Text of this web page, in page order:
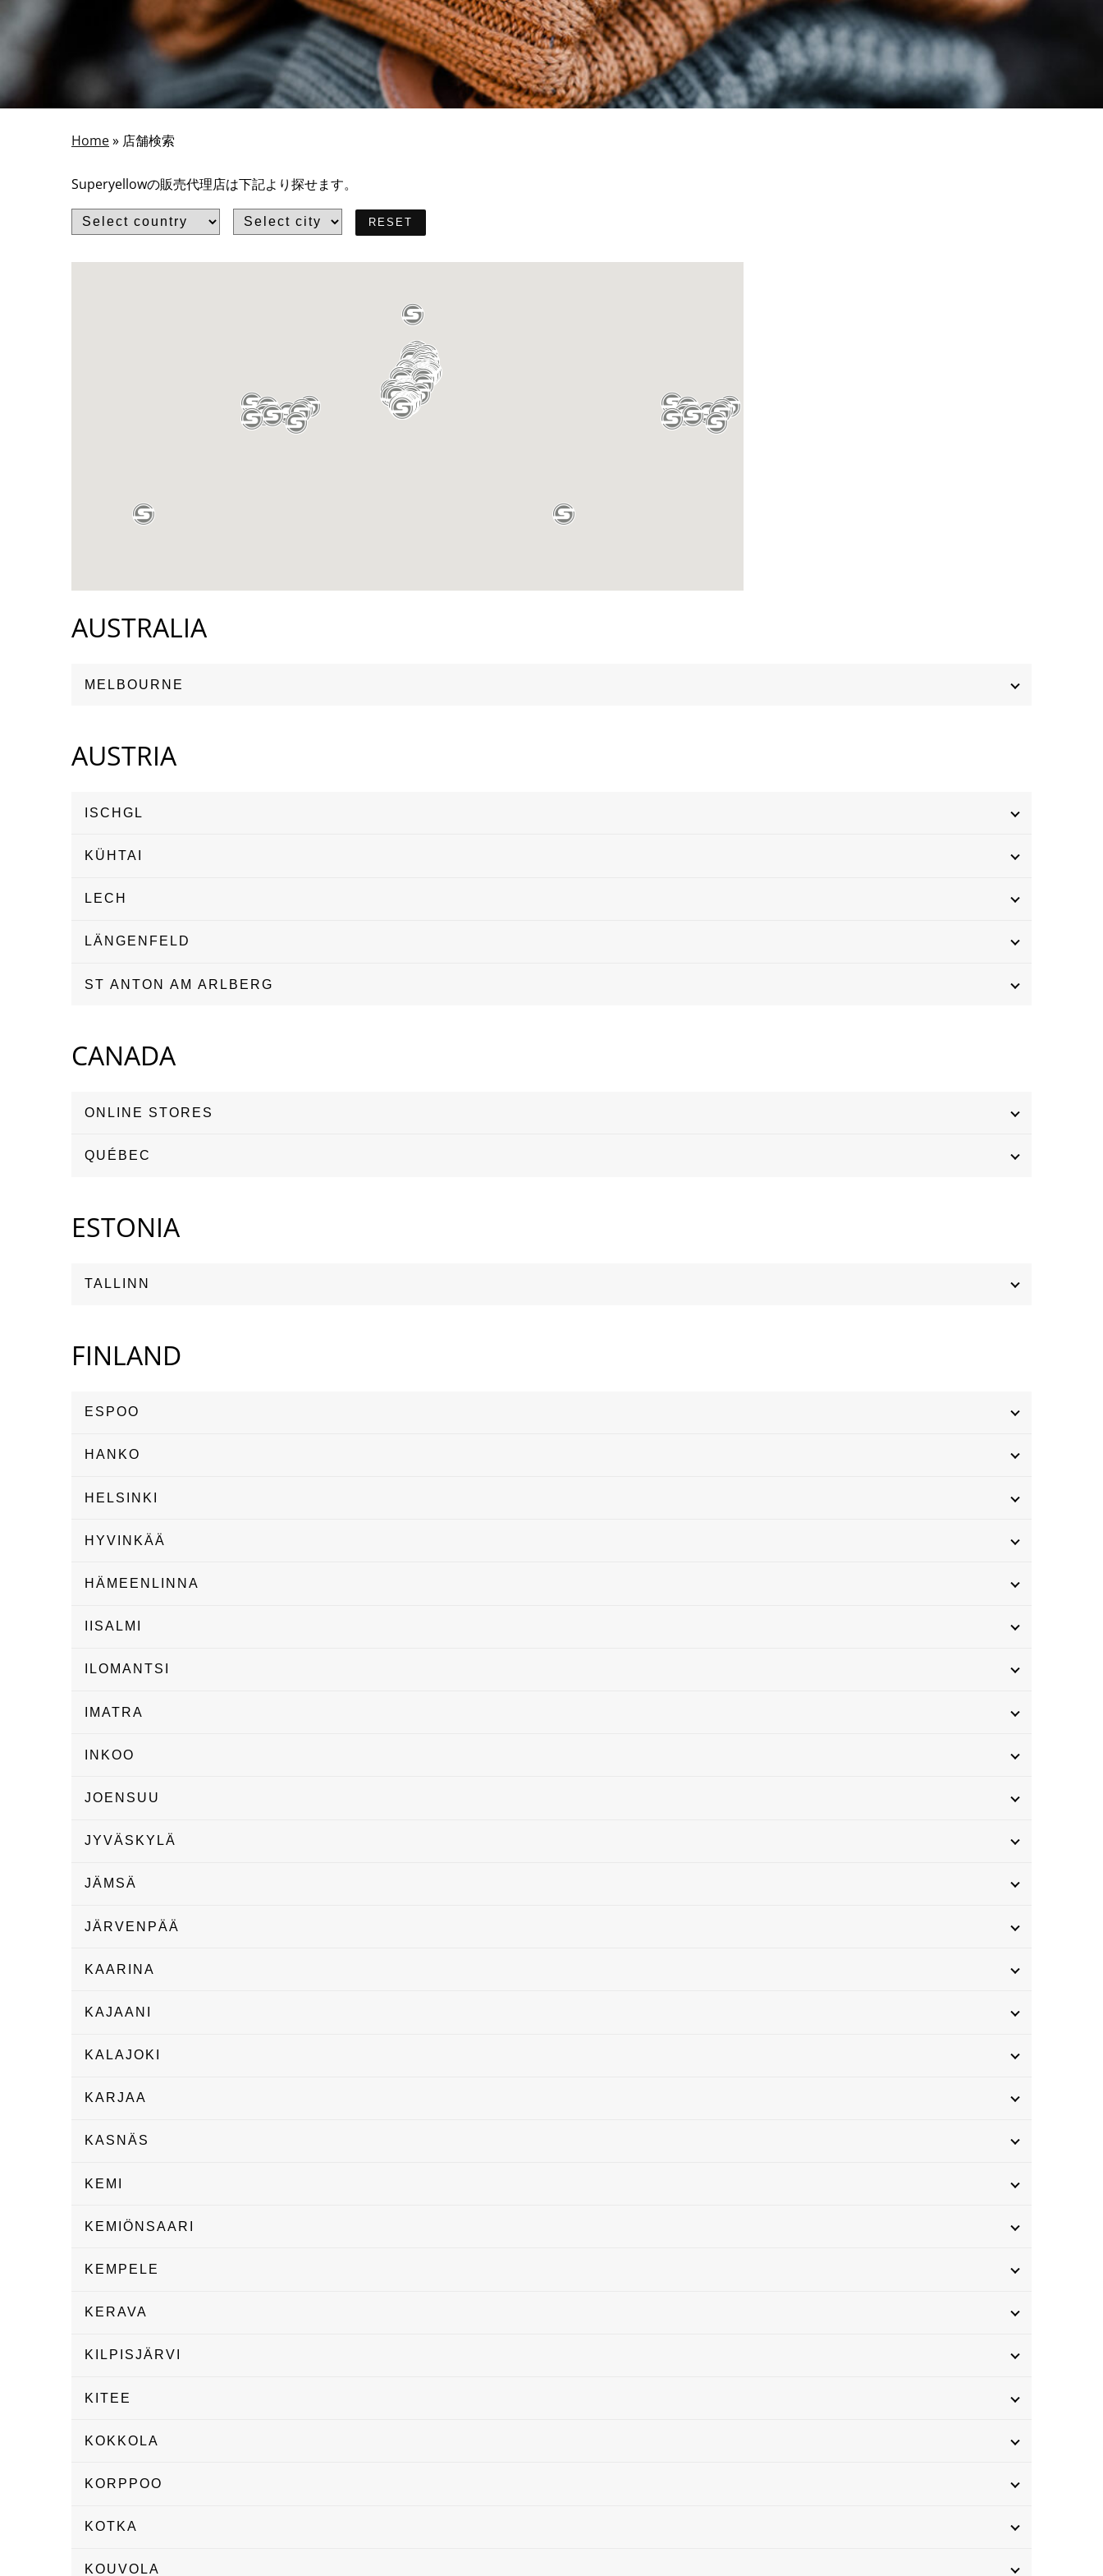
Home» 店舗検索
Superyellowの販売代理店は下記より探せます。
RESET
AUSTRALIA
MELBOURNE
AUSTRIA
ISCHGL
KÜHTAI
LECH
LÄNGENFELD
ST ANTON AM ARLBERG
CANADA
ONLINE STORES
QUÉBEC
ESTONIA
TALLINN
FINLAND
ESPOO
HANKO
HELSINKI
HYVINKÄÄ
HÄMEENLINNA
IISALMI
ILOMANTSI
IMATRA
INKOO
JOENSUU
JYVÄSKYLÄ
JÄMSÄ
JÄRVENPÄÄ
KAARINA
KAJAANI
KALAJOKI
KARJAA
KASNÄS
KEMI
KEMIÖNSAARI
KEMPELE
KERAVA
KILPISJÄRVI
KITEE
KOKKOLA
KORPPOO
KOTKA
KOUVOLA